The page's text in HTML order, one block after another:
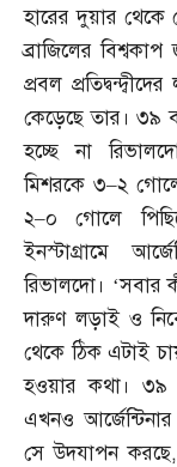
হারের দুয়ার থেকে
ব্রাজিলের
প্রবল
কেড়েছে তার। ৩৯
হচ্ছে না
মিশরকে ৩–২ গোলে
২–০ গোলে
ইনস্টাগ্রামে
রিভালদো। ‘সবার
দারুণ লড়াই ও
থেকে ঠিক এটাই
হওয়ার কথা। ৩৯
এখনও আর্জেন্টিনার
সে উদযাপন করছে